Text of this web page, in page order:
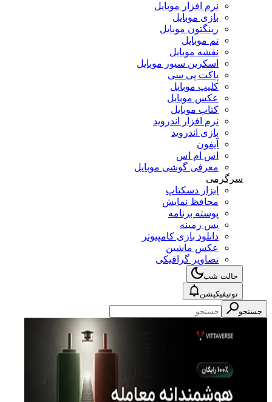
نرم افزار موبایل
بازی موبایل
رینگتون موبایل
تم موبایل
نقشه موبایل
اسکرین سیور موبایل
پاکت پی سی
کلیپ موبایل
عکس موبایل
کتاب موبایل
نرم افزار اندروید
بازی اندروید
آیفون
اس ام اس
معرفی گوشی موبایل
سرگرمی
ابزار دسکتاپ
محافظ نمایش
پوسته برنامه
پس زمینه
دانلود بازی کامپیوتر
عکس ماشین
تصاویر گرافیکی
حالت شب
نوتیفیکیشن
جستجو